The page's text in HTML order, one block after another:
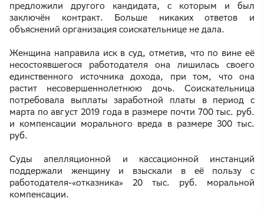
предложили другого кандидата, с которым и был
заключён контракт. Больше никаких ответов и
объяснений организация соискательнице не дала.
Женщина направила иск в суд, отметив, что по вине её
несостоявшегося работодателя она лишилась своего
единственного источника дохода, при том, что она
растит несовершеннолетнюю дочь. Соискательница
потребовала выплаты заработной платы в период с
марта по август 2019 года в размере почти 700 тыс. руб.
и компенсации морального вреда в размере 300 тыс.
руб.
Суды апелляционной и кассационной инстанций
поддержали женщину и взыскали в её пользу с
работодателя-«отказника» 20 тыс. руб. моральной
компенсации.